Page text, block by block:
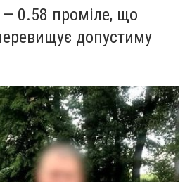
— 0.58 проміле, що
допустиму